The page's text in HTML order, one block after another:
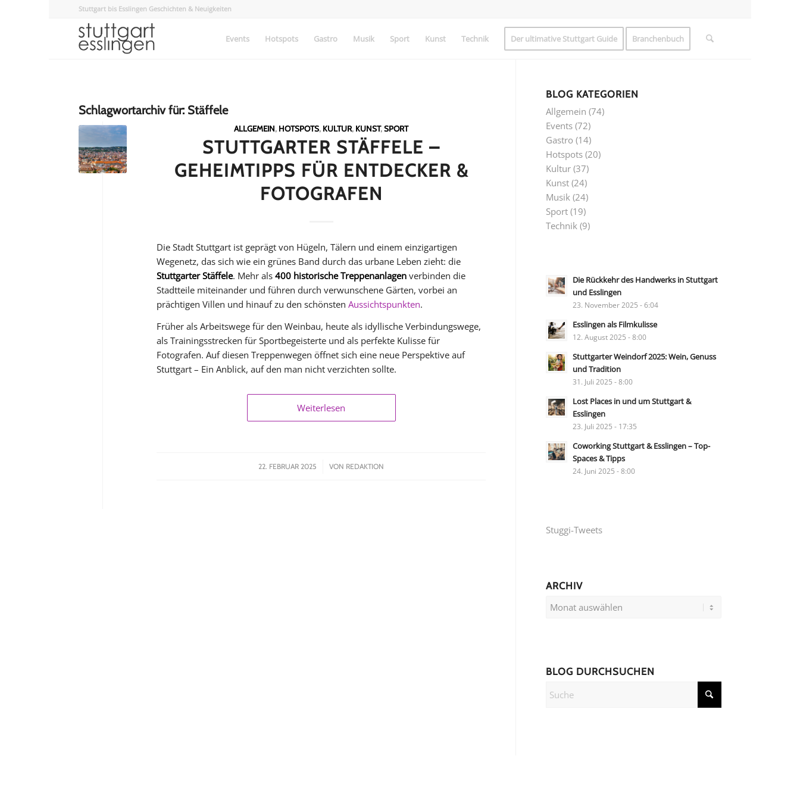
Stuttgart bis Esslingen Geschichten & Neuigkeiten
Events Hotspots Gastro Musik Sport Kunst Technik Der ultimative Stuttgart Guide Branchenbuch
Schlagwortarchiv für: Stäffele
ALLGEMEIN, HOTSPOTS, KULTUR, KUNST,SPORT
STUTTGARTER STÄFFELE –
GEHEIMTIPPS FÜR ENTDECKER &
FOTOGRAFEN
Die Stadt Stuttgart ist geprägt von Hügeln, Tälern und einem einzigartigen
Wegenetz, das sich wie ein grünes Band durch das urbane Leben zieht: die
Stuttgarter Stäffele. Mehr als 400 historische Treppenanlagen verbinden die
Stadtteile miteinander und führen durch verwunschene Gärten, vorbei an
prächtigen Villen und hinauf zu den schönsten Aussichtspunkten.
Früher als Arbeitswege für den Weinbau, heute als idyllische Verbindungswege,
als Trainingsstrecken für Sportbegeisterte und als perfekte Kulisse für
Fotografen. Auf diesen Treppenwegen öffnet sich eine neue Perspektive auf
Stuttgart – Ein Anblick, auf den man nicht verzichten sollte.
Weiterlesen
22. FEBRUAR 2025
/ VON REDAKTION
BLOG KATEGORIEN
Allgemein (74)
Events (72)
Gastro (14)
Hotspots (20)
Kultur (37)
Kunst (24)
Musik (24)
Sport (19)
Technik (9)
Die Rückkehr des Handwerks in Stuttgart
und Esslingen
23. November 2025 - 6:04
Esslingen als Filmkulisse
12. August 2025 - 8:00
Stuttgarter Weindorf 2025: Wein, Genuss
und Tradition
31. Juli 2025 - 8:00
Lost Places in und um Stuttgart &
Esslingen
23. Juli 2025 - 17:35
Coworking Stuttgart & Esslingen – Top-
Spaces & Tipps
24. Juni 2025 - 8:00
Stuggi-Tweets
ARCHIV
BLOG DURCHSUCHEN